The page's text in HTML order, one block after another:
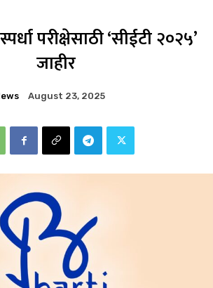
परीक्षेसाठी ‘सीईटी २०२५’
जाहीर
August 23, 2025